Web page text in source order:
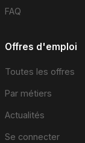
FAQ
Offres d'emploi
Toutes les offres
Par métiers
Actualités
Se connecter